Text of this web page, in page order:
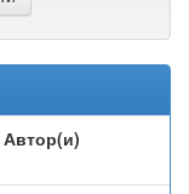
Автор(и)